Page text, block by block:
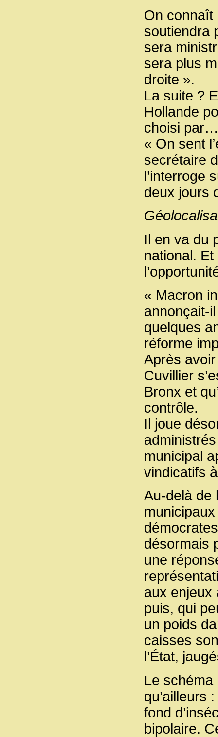
On connaît
soutiendra
sera
sera plus
droite ».
La suite ?
Hollande
choisi par…
« On sent
secrétaire
l’interroge
deux jours
Il en va du
national.
« Macron
annonçait-
quelques
réforme
Après
Cuvillier
Bronx et
contrôle.
Il joue
municipal
vindicatifs
Au-delà de
désormais
une
aux enjeux
puis, qui
un poids
caisses
l’État,
Le schéma
qu’ailleurs
fond
bipolaire.